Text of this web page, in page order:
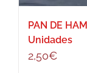
PAN DE
Unidades
2,50€